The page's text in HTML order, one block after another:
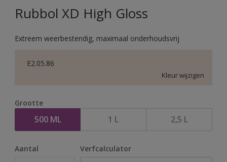
Rubbol XD High Gloss
Extreem weerbestendig, maximaal onderhoudsvrij
E2.05.86
Kleur wijzigen
Grootte
500 ML 1 L 2,5 L
Aantal Verfcalculator